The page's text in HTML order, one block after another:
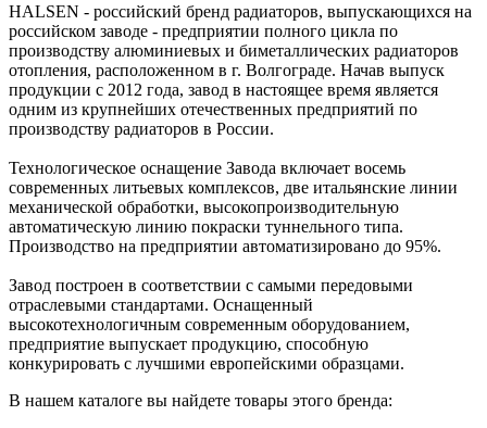
HALSEN - российский бренд радиаторов, выпускающихся на
российском заводе - предприятии полного цикла по
производству алюминиевых и биметаллических радиаторов
отопления, расположенном в г. Волгограде. Начав выпуск
продукции с 2012 года, завод в настоящее время является
одним из крупнейших отечественных предприятий по
производству радиаторов в России.
Технологическое оснащение Завода включает восемь
современных литьевых комплексов, две итальянские линии
механической обработки, высокопроизводительную
автоматическую линию покраски туннельного типа.
Производство на предприятии автоматизировано до 95%.
Завод построен в соответствии с самыми передовыми
отраслевыми стандартами. Оснащенный
высокотехнологичным современным оборудованием,
предприятие выпускает продукцию, способную
конкурировать с лучшими европейскими образцами.
В нашем каталоге вы найдете товары этого бренда: